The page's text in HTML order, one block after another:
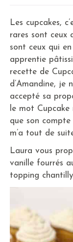
Les cupcakes,
rares sont ceux
sont ceux qui
apprentie
recette de
d’Amandine, je
accepté sa
le mot Cupcake
que son compte
m’a tout de
Laura vous
vanille fourrés
topping chantilly